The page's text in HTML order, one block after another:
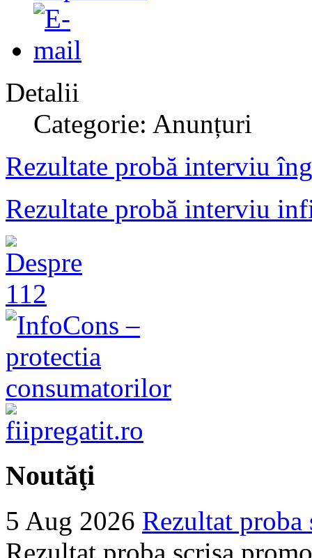
Detalii
Categorie: Anunțuri
Rezultate probă interviu
Rezultate probă interviu
Noutăţi
5 Aug 2026 Rezultat proba
Rezultat proba scrisa